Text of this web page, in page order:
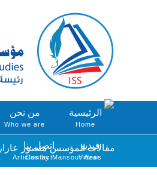
الرئيسية
Home
من نحن
Who we are
فيديو
Videos
اتصل بنا
Contact
مقالات المؤسس منصور عازار
Articles by Mansour Azar